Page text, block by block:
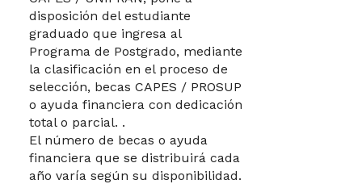
disposición del estudiante
graduado que ingresa al
Programa de Postgrado, mediante
la clasificación en el proceso de
selección, becas CAPES / PROSUP
o ayuda financiera con dedicación
total o parcial. .
El número de becas o ayuda
financiera que se distribuirá cada
año varía según su disponibilidad.